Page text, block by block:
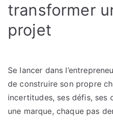
transformer
projet
Se lancer dans
de construire son propre
incertitudes, ses défis, ses
une marque, chaque pas